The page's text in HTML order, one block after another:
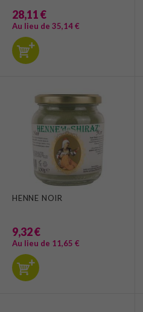
28,11 €
Au lieu de 35,14 €
HENNE NOIR
9,32 €
Au lieu de 11,65 €